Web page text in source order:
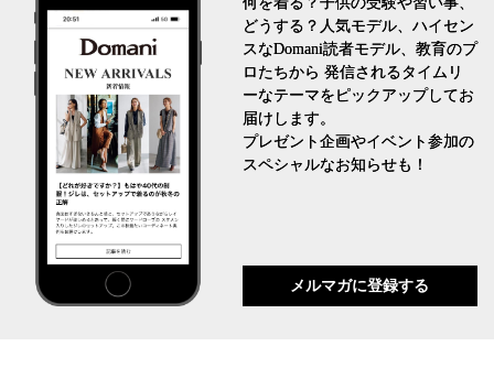
どうする？人気モデル、ハイセン
スなDomani読者モデル、教育のプ
ロたちから 発信されるタイムリ
ーなテーマをピックアップしてお
届けします。
プレゼント企画やイベント参加の
スペシャルなお知らせも！
メルマガに登録する